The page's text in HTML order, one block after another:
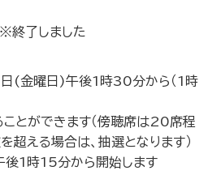
了しました
(金曜日)午後1時30分から（1時
とができます（傍聴席は20席程
超える場合は、抽選となります）
1時15分から開始します